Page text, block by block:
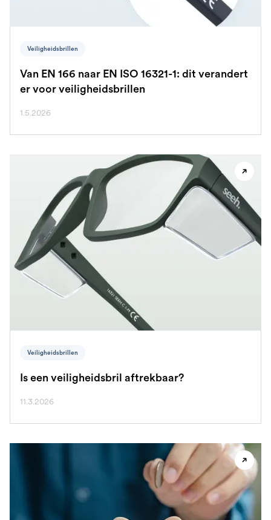
Veiligheidsbrillen
Van EN 166 naar EN ISO 16321-1: dit verandert
er voor veiligheidsbrillen
1.5.2026
Veiligheidsbrillen
Is een veiligheidsbril aftrekbaar?
11.3.2026